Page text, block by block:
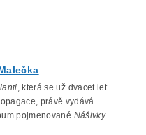
, která se už dvacet let
právě vydává
pojmenované Nášivky